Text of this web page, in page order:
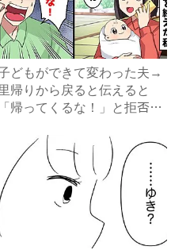
どもができて変わった夫→
帰りから戻ると伝えると
「帰ってくるな！」と拒否！